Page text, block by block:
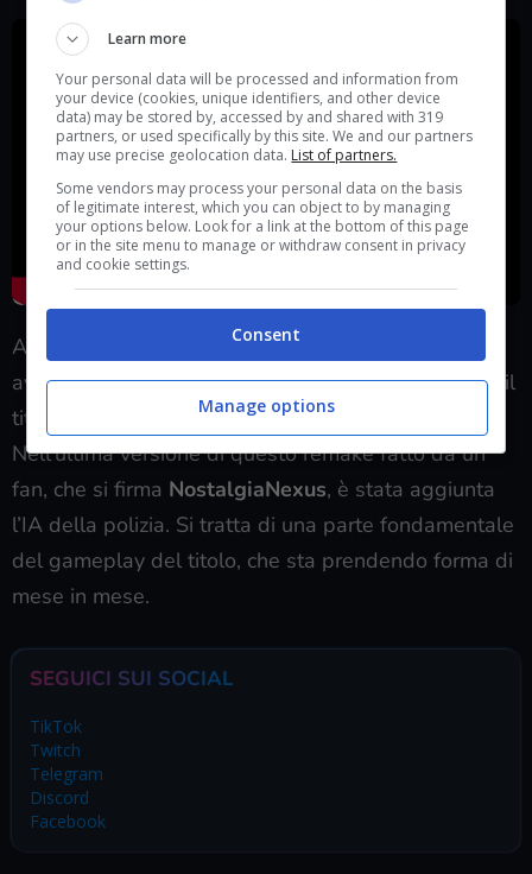
Anche per questo un appassionato ha deciso di
avviare un grosso progetto che punta a recuperare il
titolo e rimasterizzarlo con Unreal Engine 5
Nell’ultima versione di questo remake fatto da un
fan, che si firma NostalgiaNexus, è stata aggiunta
l’IA della polizia. Si tratta di una parte fondamentale
del gameplay del titolo, che sta prendendo forma di
mese in mese.
SEGUICI SUI SOCIAL
TikTok
Twitch
Telegram
Discord
Facebook
Learn more
Your personal data will be processed and information from
your device (cookies, unique identifiers, and other device
data) may be stored by, accessed by and shared with 319
partners, or used specifically by this site. We and our partners
may use precise geolocation data. List of partners.
Some vendors may process your personal data on the basis
of legitimate interest, which you can object to by managing
your options below. Look for a link at the bottom of this page
or in the site menu to manage or withdraw consent in privacy
and cookie settings.
Consent
Manage options